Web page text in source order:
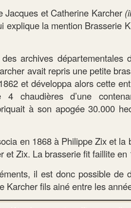
Jacques et Catherine Karcher
explique la mention Brasserie
archives
avait repris une petite
et développa alors cette
4 chaudières d’une
à son apogée 30.000
en 1868 à Philippe Zix et
et Zix. La brasserie fit faillite en
il est donc possible de
Karcher fils ainé entre les